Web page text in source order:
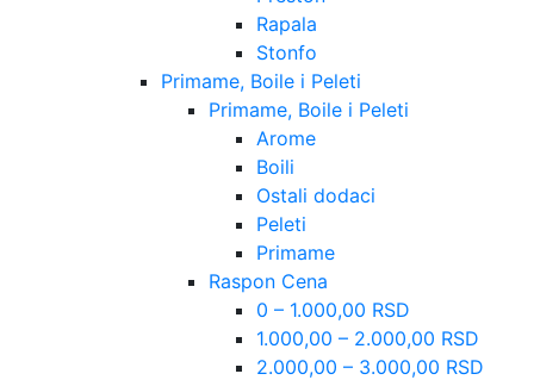
Rapala
Stonfo
Primame, Boile i Peleti
Primame, Boile i Peleti
Arome
Boili
Ostali dodaci
Peleti
Primame
Raspon Cena
0 – 1.000,00 RSD
1.000,00 – 2.000,00 RSD
2.000,00 – 3.000,00 RSD